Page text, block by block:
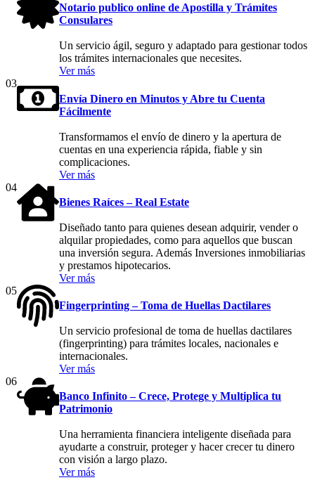
Notario publico online de Apostilla y Trámites
Consulares
Un servicio ágil, seguro y adaptado para gestionar todos
los trámites internacionales que necesites.
Ver más
03
Envía Dinero en Minutos y Abre tu Cuenta
Fácilmente
Transformamos el envío de dinero y la apertura de
cuentas en una experiencia rápida, fiable y sin
complicaciones.
Ver más
04
Bienes Raíces – Real Estate
Diseñado tanto para quienes desean adquirir, vender o
alquilar propiedades, como para aquellos que buscan
una inversión segura. Además Inversiones inmobiliarias
y prestamos hipotecarios.
Ver más
05
Fingerprinting – Toma de Huellas Dactilares
Un servicio profesional de toma de huellas dactilares
(fingerprinting) para trámites locales, nacionales e
internacionales.
Ver más
06
Banco Infinito – Crece, Protege y Multiplica tu
Patrimonio
Una herramienta financiera inteligente diseñada para
ayudarte a construir, proteger y hacer crecer tu dinero
con visión a largo plazo.
Ver más